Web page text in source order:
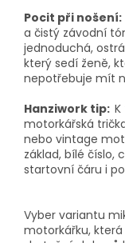
Pocit při nošení:
a čistý závodní
jednoduchá,
který sedí ženě,
nepotřebuje mít
Hanziwork tip:
motorkářská
nebo vintage
základ, bílé číslo,
startovní čáru i
Vyber variantu
motorkářku,